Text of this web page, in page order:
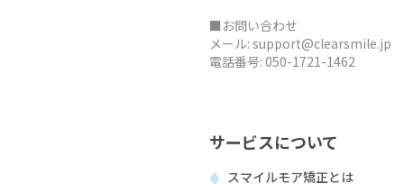
■お問い合わせ
メール: support@clearsmile.jp
電話番号: 050-1721-1462
サービスについて
スマイルモア矯正とは